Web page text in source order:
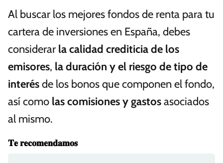
Al buscar los mejores fondos de renta para tu
cartera de inversiones en España, debes
considerar la calidad crediticia de los
emisores, la duración y el riesgo de tipo de
interésde los bonos que componen el fondo,
así como las comisiones y gastosasociados
al mismo.
𝐓𝐞 𝐫𝐞𝐜𝐨𝐦𝐞𝐧𝐝𝐚𝐦𝐨𝐬